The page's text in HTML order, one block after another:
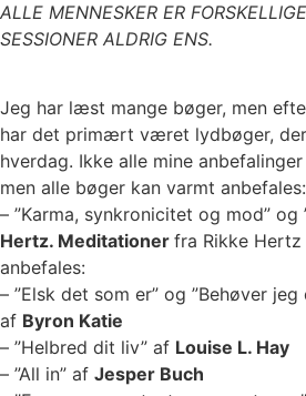
ALLE MENNESKER ER
SESSIONER ALDRIG ENS.
Jeg har læst mange bøger, men
har det primært været lydbøger,
hverdag. Ikke alle mine
men alle bøger kan varmt anbefales:
– ”Karma, synkronicitet og mod” og
Hertz. Meditationer fra Rikke
anbefales:
– ”Elsk det som er” og ”Behøver
af Byron Katie
– ”Helbred dit liv” af Louise L. Hay
– ”All in” af Jesper Buch